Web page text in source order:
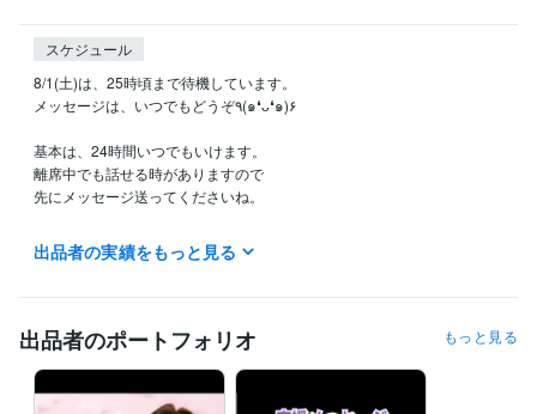
スケジュール
8/1(土)は、25時頃まで待機しています。
メッセージは、いつでもどうぞ٩(๑❛ᴗ❛๑)۶
基本は、24時間いつでもいけます。
離席中でも話せる時がありますので
先にメッセージ送ってくださいね。
その間いつでも話せます♡
ちょっと話したいな。って時も、しっかり話したいな。って時も大歓迎
♪ コンテンツマーケットに出品中です ♪
介護をされているご家族さまに向けて書きました。
「介護で1番大切なのは、あなたが壊れないこと」
少しでも心が軽くなりますように♡
出品者の実績をもっと見る
出品者のポートフォリオ もっと見る